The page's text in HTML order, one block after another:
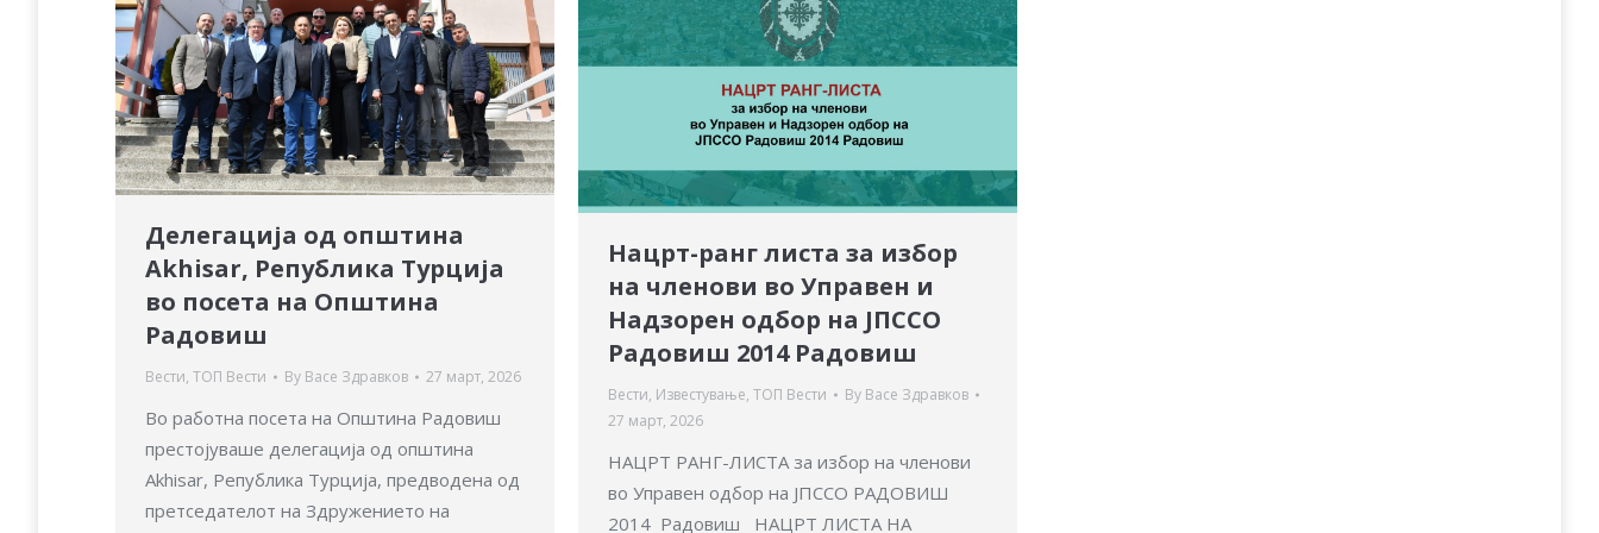
Делегација од општина
Akhisar, Република Турција
во посета на Општина
Радовиш
Вести, ТОП Вести By Васе Здравков 27 март, 2026
Во работна посета на Општина Радовиш
престојуваше делегација од општина
Akhisar, Република Турција, предводена од
претседателот на Здружението на
Нацрт-ранг листа за избор
на членови во Управен и
Надзорен одбор на ЈПССО
Радовиш 2014 Радовиш
Вести, Известување, ТОП Вести By Васе Здравков
27 март, 2026
НАЦРТ РАНГ-ЛИСТА за избор на членови
во Управен одбор на ЈПССО РАДОВИШ
2014 Радовиш НАЦРТ ЛИСТА НА